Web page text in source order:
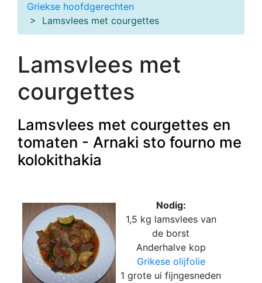
Griekse hoofdgerechten
> Lamsvlees met courgettes
Lamsvlees met
courgettes
Lamsvlees met courgettes en
tomaten - Arnaki sto fourno me
kolokithakia
Nodig:
1,5 kg lamsvlees van
de borst
Anderhalve kop
Grikese olijfolie
1 grote ui fijngesneden